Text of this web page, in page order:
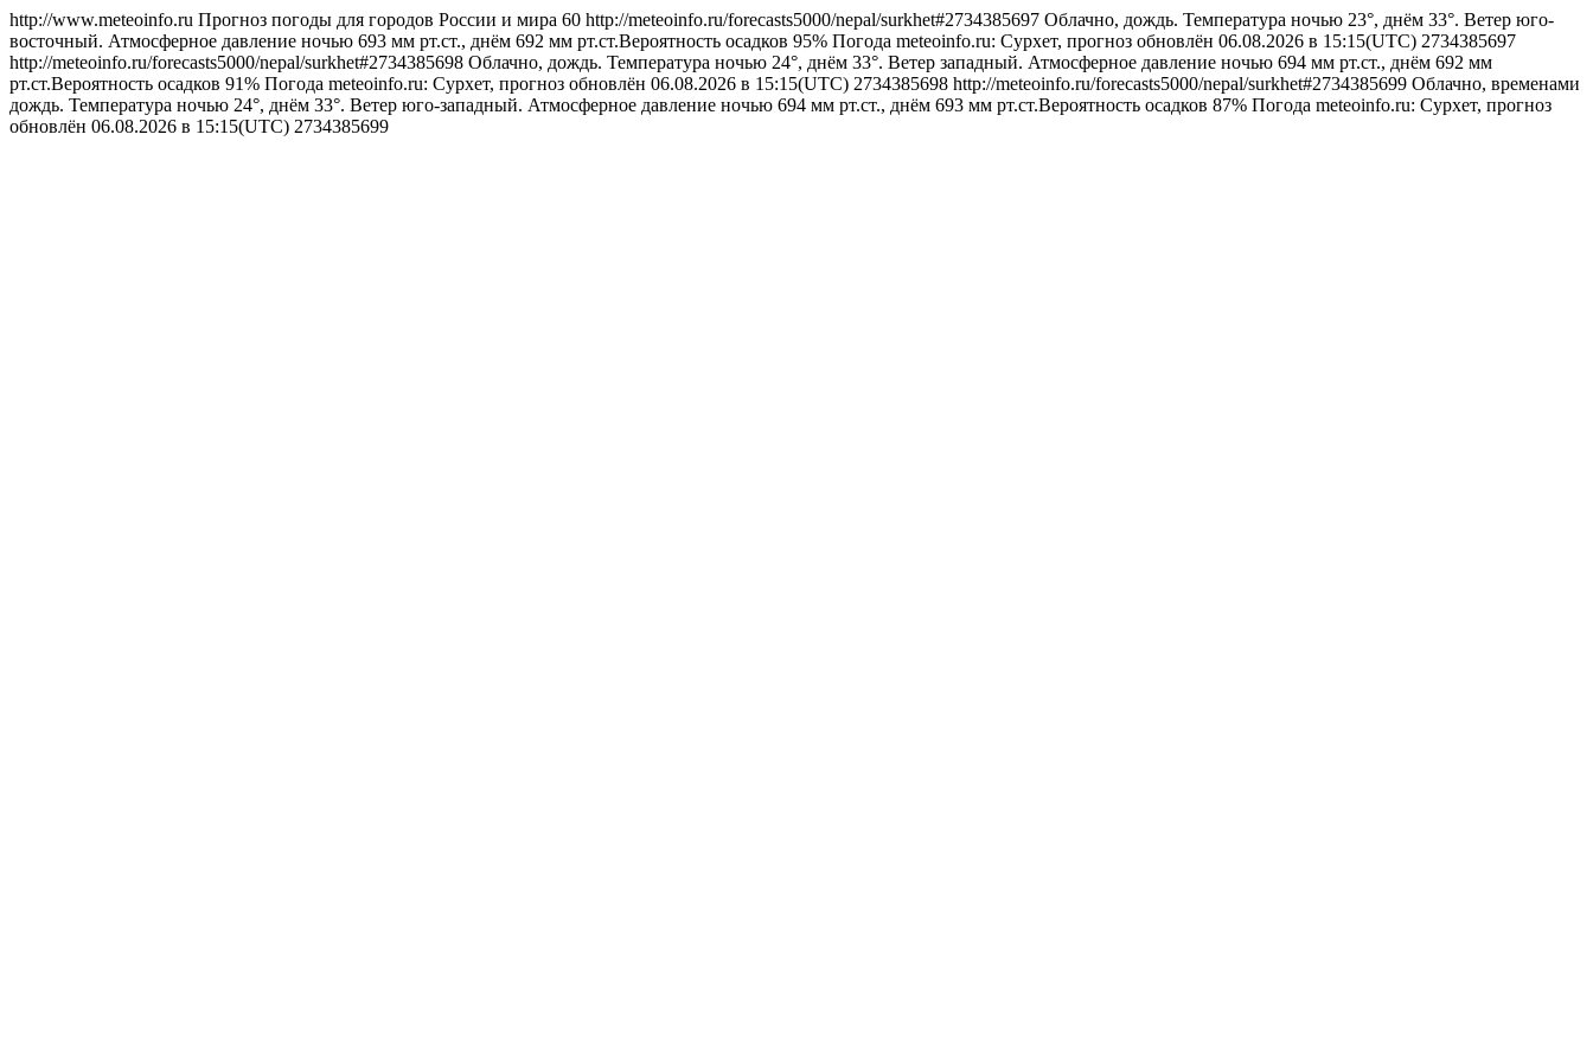
http://www.meteoinfo.ru Прогноз погоды для городов России и мира 60 http://meteoinfo.ru/forecasts5000/nepal/surkhet#2734385697 Облачно, дождь. Температура ночью 23°, днём 33°. Ветер юго-
восточный. Атмосферное давление ночью 693 мм рт.ст., днём 692 мм рт.ст.Вероятность осадков 95% Погода meteoinfo.ru: Сурхет, прогноз обновлён 06.08.2026 в 15:15(UTC) 2734385697
http://meteoinfo.ru/forecasts5000/nepal/surkhet#2734385698 Облачно, дождь. Температура ночью 24°, днём 33°. Ветер западный. Атмосферное давление ночью 694 мм рт.ст., днём 692 мм
рт.ст.Вероятность осадков 91% Погода meteoinfo.ru: Сурхет, прогноз обновлён 06.08.2026 в 15:15(UTC) 2734385698 http://meteoinfo.ru/forecasts5000/nepal/surkhet#2734385699 Облачно, временами
дождь. Температура ночью 24°, днём 33°. Ветер юго-западный. Атмосферное давление ночью 694 мм рт.ст., днём 693 мм рт.ст.Вероятность осадков 87% Погода meteoinfo.ru: Сурхет, прогноз
обновлён 06.08.2026 в 15:15(UTC) 2734385699